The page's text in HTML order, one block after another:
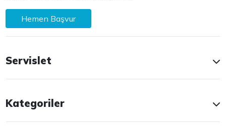
Hemen Başvur
Servislet
Kategoriler